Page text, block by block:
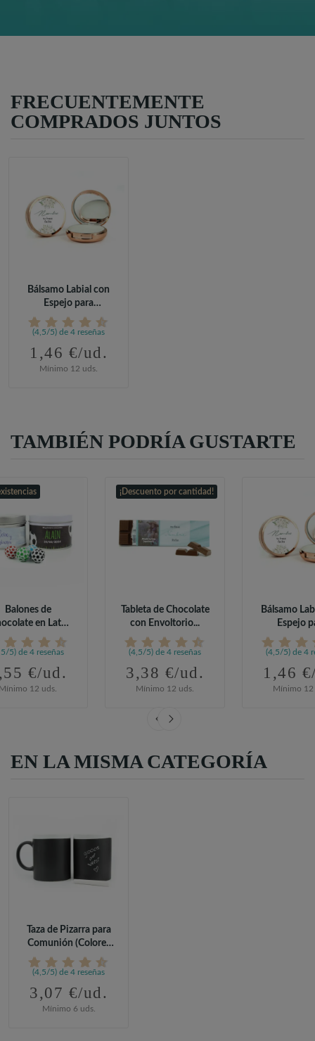
FRECUENTEMENTE
COMPRADOS JUNTOS
Bálsamo Labial con
Espejo para
Comunión
(4,5/5) de 4 reseñas
1,46 €/ud.
Mínimo 12 uds.
TAMBIÉN PODRÍA GUSTARTE
Balones de
en Lata
para...
5) de 4 reseñas
€/ud.
12 uds.
¡Descuento por cantidad!
Tableta de Chocolate
con Envoltorio...
(4,5/5) de 4 reseñas
3,38 €/ud.
Mínimo 12 uds.
Bálsamo
Espejo
(4,5/5) de 4
1,46
Mínimo 12
EN LA MISMA CATEGORÍA
Taza de Pizarra para
Comunión (Colores
Diferentes)
(4,5/5) de 4 reseñas
3,07 €/ud.
Mínimo 6 uds.